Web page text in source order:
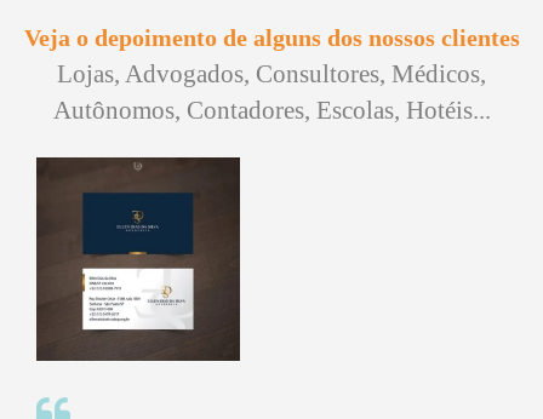
Veja o depoimento de alguns dos nossos clientes
Lojas, Advogados, Consultores, Médicos,
Autônomos, Contadores, Escolas, Hotéis...